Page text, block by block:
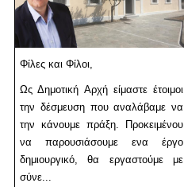
Φίλες και Φίλοι,
Ως Δημοτική Αρχή είμαστε έτοιμοι
την δέσμευση που αναλάβαμε να
την κάνουμε πράξη. Προκειμένου
να παρουσιάσουμε ενα έργο
δημιουργικό, θα εργαστούμε με
σύνε...